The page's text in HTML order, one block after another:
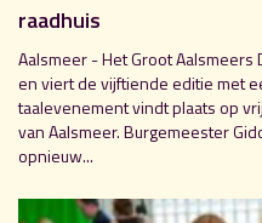
raadhuis
Aalsmeer - Het Groot
en viert de vijftiende editie met
taalevenement vindt plaats op
van Aalsmeer. Burgemeester
opnieuw...